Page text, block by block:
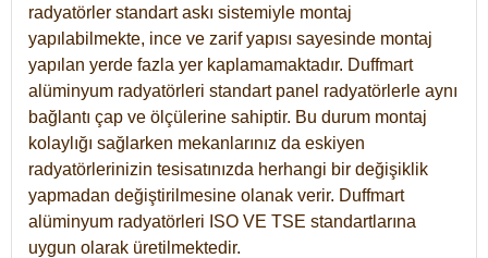
radyatörler standart askı sistemiyle montaj
yapılabilmekte, ince ve zarif yapısı sayesinde montaj
yapılan yerde fazla yer kaplamamaktadır. Duffmart
alüminyum radyatörleri standart panel radyatörlerle aynı
bağlantı çap ve ölçülerine sahiptir. Bu durum montaj
kolaylığı sağlarken mekanlarınız da eskiyen
radyatörlerinizin tesisatınızda herhangi bir değişiklik
yapmadan değiştirilmesine olanak verir. Duffmart
alüminyum radyatörleri ISO VE TSE standartlarına
uygun olarak üretilmektedir.